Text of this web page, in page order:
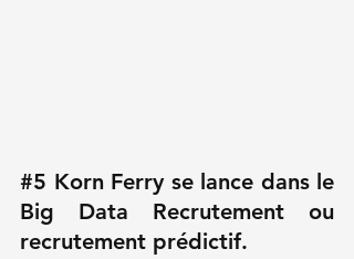
#5 Korn Ferry se lance dans le
Big Data Recrutement ou
recrutement prédictif.